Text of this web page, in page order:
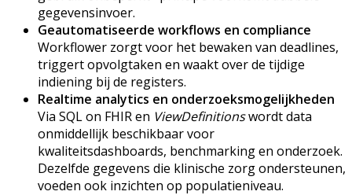
gegevensinvoer.
Geautomatiseerde workflows en compliance
Workflower zorgt voor het bewaken van deadlines,
triggert opvolgtaken en waakt over de tijdige
indiening bij de registers.
Realtime analytics en onderzoeksmogelijkheden
Via SQL on FHIR en ViewDefinitionswordt data
onmiddellijk beschikbaar voor
kwaliteitsdashboards, benchmarking en onderzoek.
Dezelfde gegevens die klinische zorg ondersteunen,
voeden ook inzichten op populatieniveau.